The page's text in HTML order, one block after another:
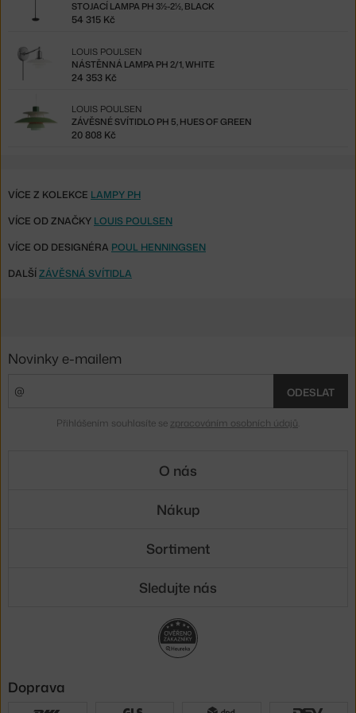
STOJACÍ LAMPA PH 3½-2½, BLACK
54 315 Kč
NÁSTĚNNÁ LAMPA PH 2/1, WHITE
LOUIS POULSEN
24 353 Kč
ZÁVĚSNÉ SVÍTIDLO PH 5, HUES OF GREEN
LOUIS POULSEN
20 808 Kč
VÍCE Z KOLEKCE LAMPY PH
VÍCE OD ZNAČKY LOUIS POULSEN
VÍCE OD DESIGNÉRA POUL HENNINGSEN
DALŠÍZÁVĚSNÁ SVÍTIDLA
Novinky e-mailem
ODESLAT
Přihlášením souhlasíte se zpracováním osobních údajů
O nás
Nákup
Sortiment
Sledujte nás
Doprava